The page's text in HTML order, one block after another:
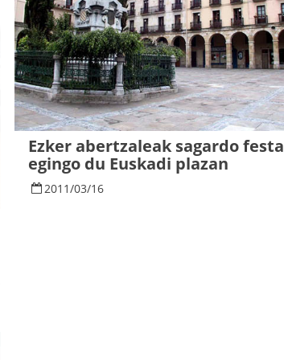
Ezker abertzaleak sagardo festa
egingo du Euskadi plazan
2011/03/16